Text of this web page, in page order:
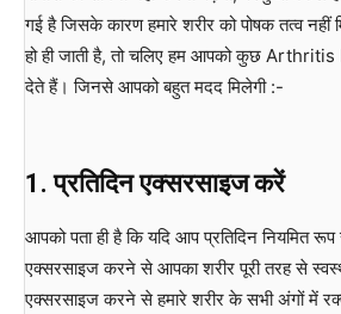
गई है जिसके कारण हमारे शरीर को पोषक तत्व नहीं
हो ही जाती है, तो चलिए हम आपको कुछ
देते हैं। जिनसे आपको बहुत मदद मिलेगी :-
1.प्रतिदिन एक्सरसाइज करें
आपको पता ही है कि यदि आप प्रतिदिन नियमित
एक्सरसाइज करने से आपका शरीर पूरी तरह से
एक्सरसाइज करने से हमारे शरीर के सभी अंगों में